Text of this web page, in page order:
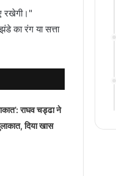
रखेगी।"
का रंग या सत्ता
राघव चड्ढा ने
दिया खास